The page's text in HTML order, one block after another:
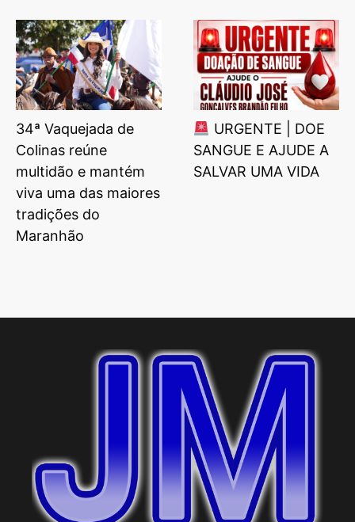
34ª Vaquejada de
Colinas reúne
multidão e mantém
viva uma das maiores
tradições do
Maranhão
URGENTE | DOE
SANGUE E AJUDE A
SALVAR UMA VIDA